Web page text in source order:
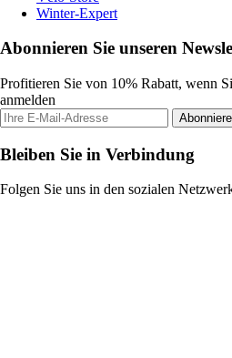
Winter-Expert
Abonnieren Sie unseren
Profitieren Sie von 10% Rabatt, wenn
anmelden
Bleiben Sie in Verbindung
Folgen Sie uns in den sozialen